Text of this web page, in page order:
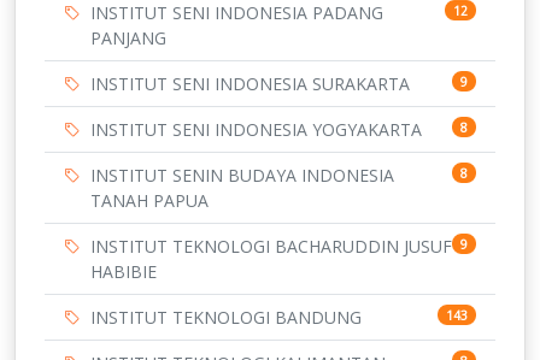
INSTITUT SENI INDONESIA PADANG
PANJANG
12
INSTITUT SENI INDONESIA SURAKARTA 9
INSTITUT SENI INDONESIA YOGYAKARTA 8
INSTITUT SENIN BUDAYA INDONESIA
TANAH PAPUA
8
INSTITUT TEKNOLOGI BACHARUDDIN JUSUF
HABIBIE
9
INSTITUT TEKNOLOGI BANDUNG 143